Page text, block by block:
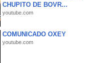
CHUPITO DE BOVR...
youtube.com
COMUNICADO OXEY
youtube.com